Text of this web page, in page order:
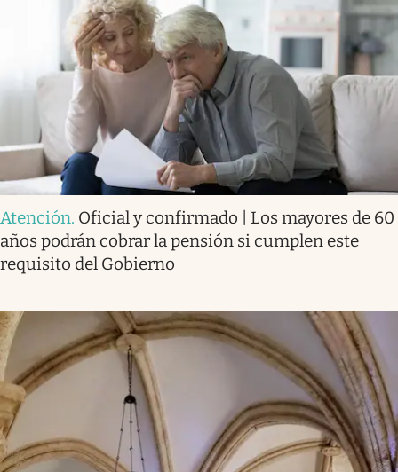
Atención. Oficial y confirmado | Los mayores de 60
años podrán cobrar la pensión si cumplen este
requisito del Gobierno